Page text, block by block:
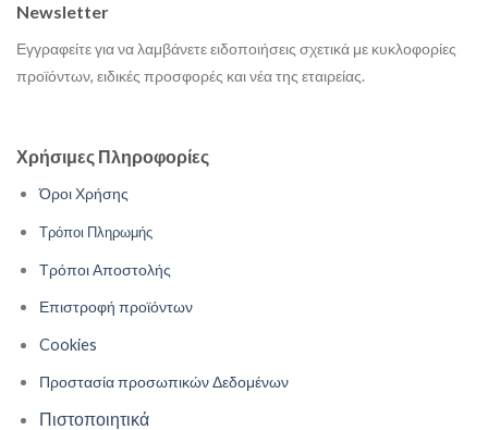
Χρήσιμες Πληροφορίες
Όροι Χρήσης
Τρόποι Πληρωμής
Τρόποι Αποστολής
Επιστροφή προϊόντων
Cookies
Προστασία προσωπικών Δεδομένων
Πιστοποιητικά
Newsletter
Εγγραφείτε για να λαμβάνετε ειδοποιήσεις σχετικά με κυκλοφορίες
προϊόντων, ειδικές προσφορές και νέα της εταιρείας.